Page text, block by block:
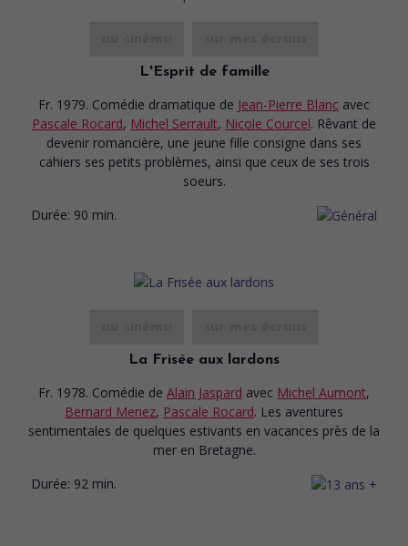
L'Esprit de famille
Fr. 1979. Comédie dramatique de Jean-Pierre Blanc avec
Pascale Rocard, Michel Serrault, Nicole Courcel. Rêvant de
devenir romancière, une jeune fille consigne dans ses
cahiers ses petits problèmes, ainsi que ceux de ses trois
soeurs.
Durée: 90 min.
La Frisée aux lardons
Fr. 1978. Comédie de Alain Jaspard avec Michel Aumont,
Bernard Menez, Pascale Rocard. Les aventures
sentimentales de quelques estivants en vacances près de la
mer en Bretagne.
Durée: 92 min.